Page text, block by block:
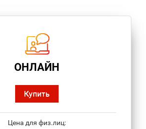
ОНЛАЙН
Купить
Цена для физ.лиц: